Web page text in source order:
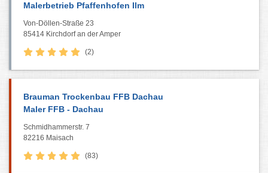
Malerbetrieb Pfaffenhofen Ilm
Von-Döllen-Straße 23
85414 Kirchdorf an der Amper
(2)
Brauman Trockenbau FFB Dachau
Maler FFB - Dachau
Schmidhammerstr. 7
82216 Maisach
(83)